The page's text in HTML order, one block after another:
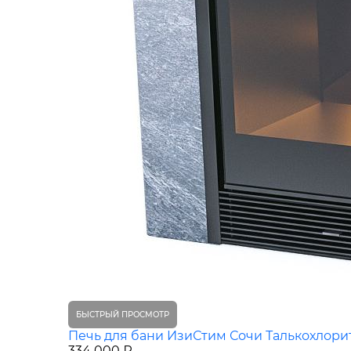
БЫСТРЫЙ ПРОСМОТР
Печь для бани ИзиСтим Сочи